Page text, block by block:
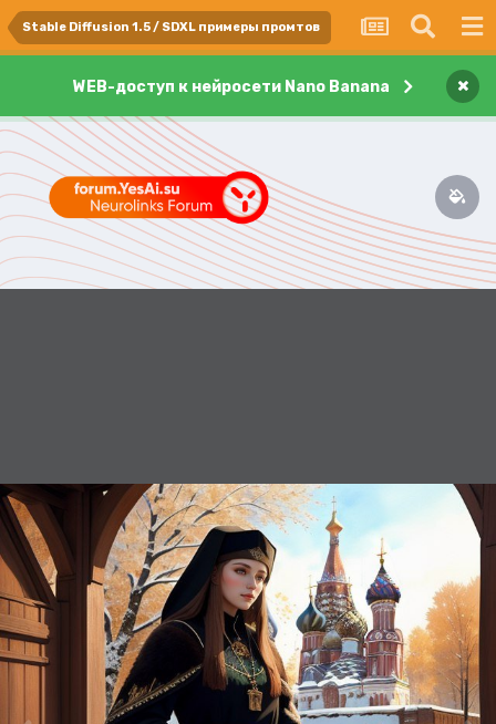
Stable Diffusion 1.5 / SDXL примеры промтов
WEB-доступ к нейросети Nano Banana ×